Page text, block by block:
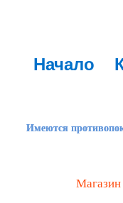
Начало
Имеются
Магазин